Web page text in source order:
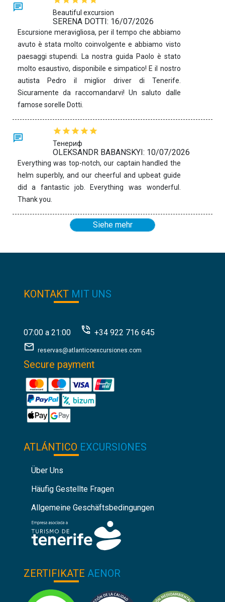
Beautiful excursion
SERENA DOTTI: 16/07/2026
Escursione meravigliosa, per il tempo che abbiamo
avuto è stata molto coinvolgente e abbiamo visto
paesaggi stupendi. La nostra guida Paolo è stato
molto esaustivo, disponibile e simpatico! E il nostro
autista Pedro il miglior driver di Tenerife.
Sicuramente da raccomandarvi! Un saluto dalle
famose sorelle Dotti.
Тенериф
OLEKSANDR BABANSKYI: 10/07/2026
Everything was top-notch, our captain handled the
helm superbly, and our cheerful and upbeat guide
did a fantastic job. Everything was wonderful.
Thank you.
Siehe mehr
KONTAKT MIT UNS
07:00 a 21:00 +34 922 716 645
reservas@atlanticoexcursiones.com
Secure payment
ATLÁNTICO EXCURSIONES
Über Uns
Häufig Gestellte Fragen
Allgemeine Geschäftsbedingungen
ZERTIFIKATE AENOR